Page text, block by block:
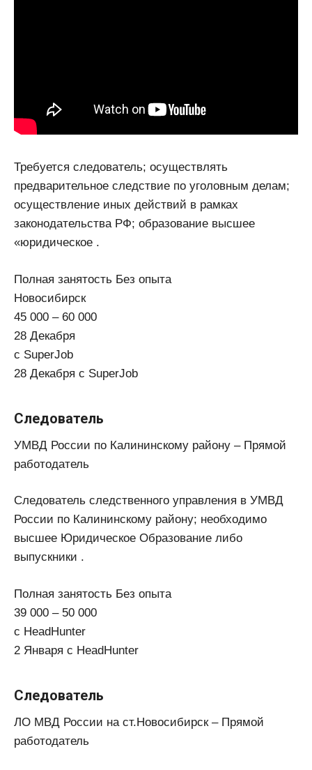
Требуется следователь; осуществлять
предварительное следствие по уголовным делам;
осуществление иных действий в рамках
законодательства РФ; образование высшее
«юридическое .
Полная занятость Без опыта
Новосибирск
45 000 – 60 000
28 Декабря
с SuperJob
28 Декабря с SuperJob
Следователь
УМВД России по Калининскому району – Прямой
работодатель
Следователь следственного управления в УМВД
России по Калининскому району; необходимо
высшее Юридическое Образование либо
выпускники .
Полная занятость Без опыта
39 000 – 50 000
с HeadHunter
2 Января с HeadHunter
Следователь
ЛО МВД России на ст.Новосибирск – Прямой
работодатель